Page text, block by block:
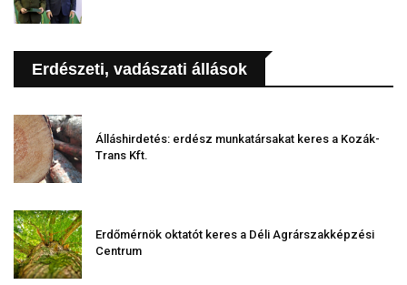
Erdészeti, vadászati állások
Álláshirdetés: erdész munkatársakat keres a Kozák-
Trans Kft.
Erdőmérnök oktatót keres a Déli Agrárszakképzési
Centrum